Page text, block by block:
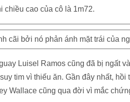
chiều cao của cô là 1m72.
cãi bởi nó phản ánh mặt trái của
Luisel Ramos cũng đã bị ngất
tim vì thiếu ăn. Gần đây nhất,
Wallace cũng qua đời vì mắc